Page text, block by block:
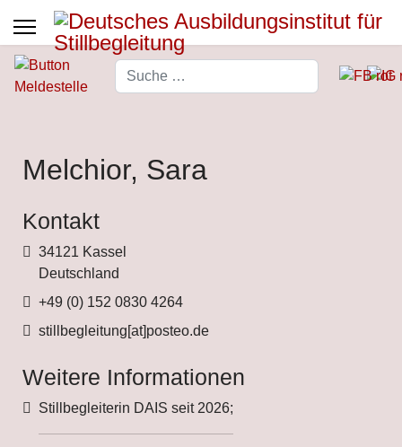
Suchen
Melchior, Sara
Kontakt
Adresse
34121 Kassel
Deutschland
Telefon
+49 (0) 152 0830 4264
Fax
stillbegleitung[at]posteo.de
Weitere Informationen
Weitere Informationen
Stillbegleiterin DAIS seit 2026;